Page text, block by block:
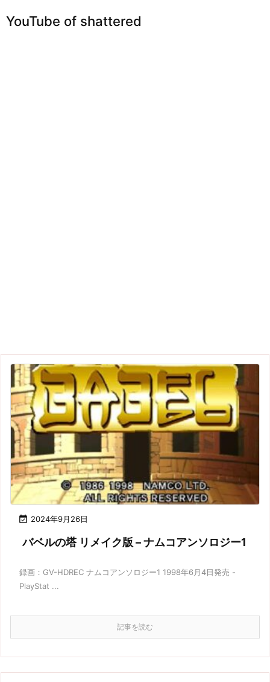
YouTube of shattered
 2024年9月26日
バベルの塔 リメイク版 – ナムコアンソロジー1
録画：GV-HDREC ナムコアンソロジー1 1998年6月4日発売 -
PlayStat ...
記事を読む